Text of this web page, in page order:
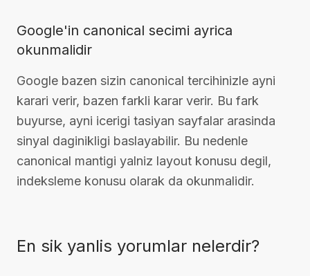
Google'in canonical secimi ayrica
okunmalidir
Google bazen sizin canonical tercihinizle ayni
karari verir, bazen farkli karar verir. Bu fark
buyurse, ayni icerigi tasiyan sayfalar arasinda
sinyal daginikligi baslayabilir. Bu nedenle
canonical mantigi yalniz layout konusu degil,
indeksleme konusu olarak da okunmalidir.
En sik yanlis yorumlar nelerdir?